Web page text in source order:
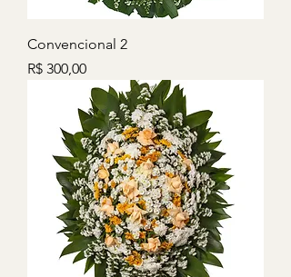
Convencional 2
Preço
R$ 300,00